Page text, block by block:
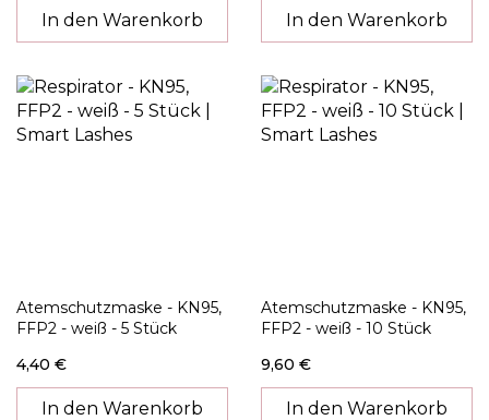
In den Warenkorb In den Warenkorb
Atemschutzmaske - KN95,
FFP2 - weiß - 5 Stück
4,40 €
In den Warenkorb
Atemschutzmaske - KN95,
FFP2 - weiß - 10 Stück
9,60 €
In den Warenkorb